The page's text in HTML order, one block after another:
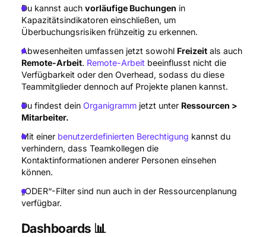
Du kannst auch vorläufige Buchungen in
Kapazitätsindikatoren einschließen, um
Überbuchungsrisiken frühzeitig zu erkennen.
Abwesenheiten umfassen jetzt sowohl Freizeitals auch
Remote-Arbeit. Remote-Arbeit beeinflusst nicht die
Verfügbarkeit oder den Overhead, sodass du diese
Teammitglieder dennoch auf Projekte planen kannst.
Du findest dein Organigrammjetzt unter Ressourcen >
Mitarbeiter.
Mit einer benutzerdefinierten Berechtigung kannst du
verhindern, dass Teamkollegen die
Kontaktinformationen anderer Personen einsehen
können.
„ODER“-Filter sind nun auch in der Ressourcenplanung
verfügbar.
Dashboards 📊